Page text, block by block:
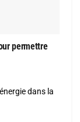
permettre
dans la